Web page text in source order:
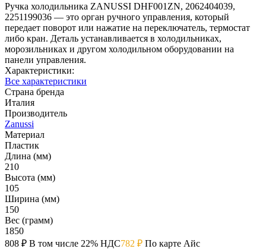
Ручка холодильника ZANUSSI DHF001ZN, 2062404039,
2251199036 — это орган ручного управления, который
передает поворот или нажатие на переключатель, термостат
либо кран. Деталь устанавливается в холодильниках,
морозильниках и другом холодильном оборудовании на
панели управления.
Характеристики:
Все характеристики
Страна бренда
Италия
Производитель
Zanussi
Материал
Пластик
Длина (мм)
210
Высота (мм)
105
Ширина (мм)
150
Вес (грамм)
1850
808 ₽ В том числе 22% НДС782 ₽ По карте Айс